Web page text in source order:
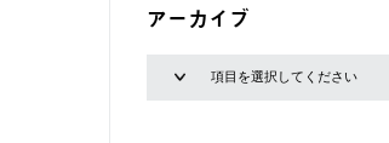
アーカイブ